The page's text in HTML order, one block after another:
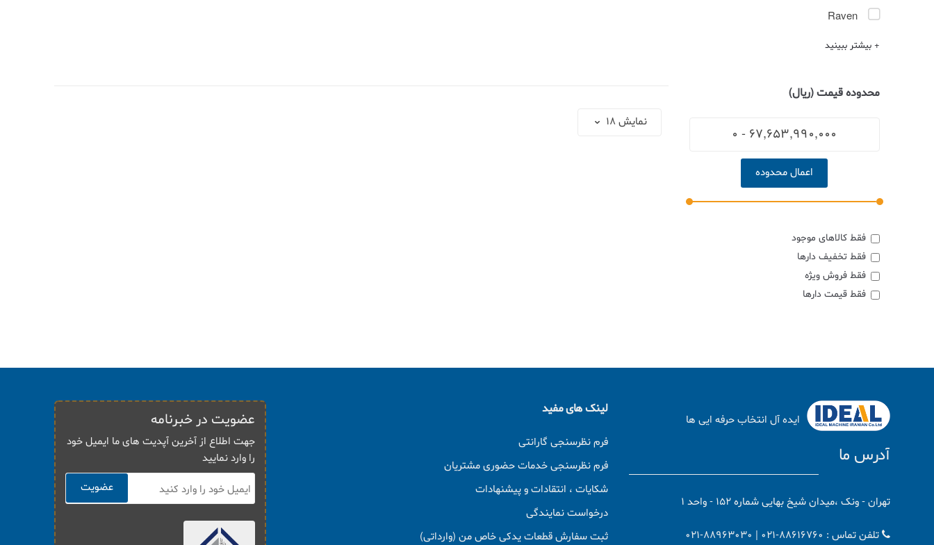
Raven
+ بیشتر ببینید
محدوده قیمت (ریال)
اعمال محدوده
فقط کالاهای موجود
فقط تخفیف دارها
فقط فروش ویژه
فقط قیمت دارها
ایده آل انتخاب حرفه ایی ها
آدرس ما
تهران - ونک ،میدان شیخ بهایی شماره 152 - واحد 1
تلفن تماس : 021-88616760
021-88963030
لینک های مفید
فرم نظرسنجی گارانتی
فرم نظرسنجی خدمات حضوری مشتریان
شکایات ، انتقادات و پیشنهادات
درخواست نمایندگی
ثبت سفارش قطعات یدکی خاص من (وارداتی)
عضویت در خبرنامه
جهت اطلاع از آخرین آپدیت های ما ایمیل خود
را وارد نمایید
عضویت